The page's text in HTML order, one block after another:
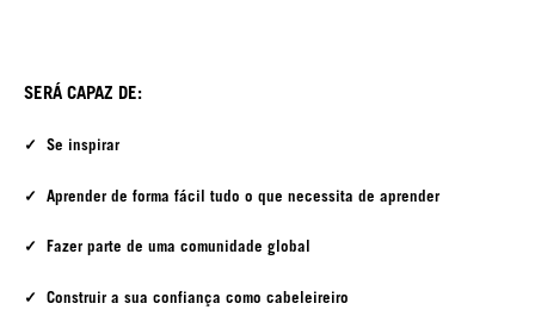
SERÁ CAPAZ DE:
✓ Se inspirar
✓ Aprender de forma fácil tudo o que necessita de aprender
✓ Fazer parte de uma comunidade global
✓ Construir a sua confiança como cabeleireiro